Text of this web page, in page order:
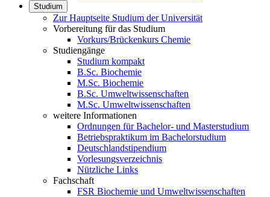
Studium
Zur Hauptseite Studium der Universität
Vorbereitung für das Studium
Vorkurs/Brückenkurs Chemie
Studiengänge
Studium kompakt
B.Sc. Biochemie
M.Sc. Biochemie
B.Sc. Umweltwissenschaften
M.Sc. Umweltwissenschaften
weitere Informationen
Ordnungen für Bachelor- und Masterstudium
Betriebspraktikum im Bachelorstudium
Deutschlandstipendium
Vorlesungsverzeichnis
Nützliche Links
Fachschaft
FSR Biochemie und Umweltwissenschaften